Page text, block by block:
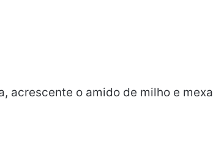
acrescente o amido de milho e mexa